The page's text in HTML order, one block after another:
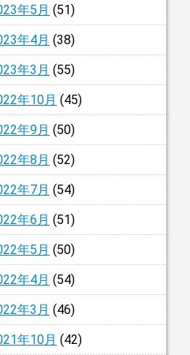
年5月 (51)
年4月 (38)
年3月 (55)
年10月 (45)
年9月 (50)
年8月 (52)
年7月 (54)
年6月 (51)
年5月 (50)
年4月 (54)
年3月 (46)
年10月 (42)